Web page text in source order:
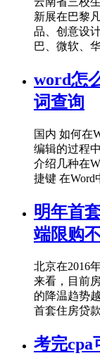
新展在巴黎
品、创意设
巴、微软、
word怎
词查询
国内 如何在
编辑的过程
介绍几种在
捷键 在Word
明年首
端限购
北京在2016
来看，目前
的降温趋势
首套住房贷
考完cpa